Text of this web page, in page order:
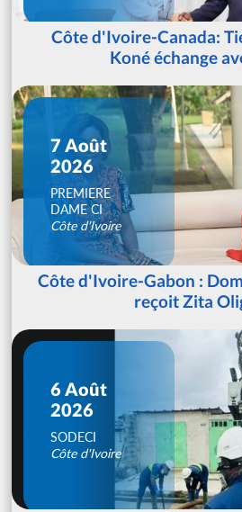
Côte d'Ivoire-Canada:
Koné échange
7 Août
2026
PREMIERE
DAME CI
Côte d'Ivoire
Côte d'Ivoire-Gabon :
reçoit Zita
6 Août
2026
SODECI
Côte d'Ivoire